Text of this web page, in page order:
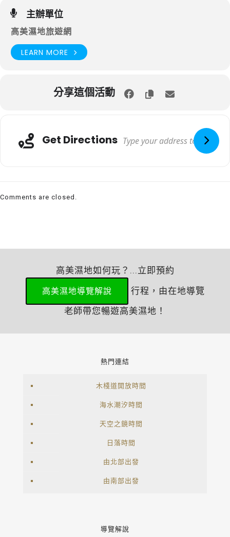
主辦單位
高美濕地旅遊網
LEARN MORE
分享這個活動
Get Directions
Comments are closed.
高美濕地如何玩？...立即預約
高美濕地導覽解說
行程，由在地導覽
老師帶您暢遊高美濕地！
熱門連結
木棧道開放時間
海水潮汐時間
天空之鏡時間
日落時間
由北部出發
由南部出發
導覽解說